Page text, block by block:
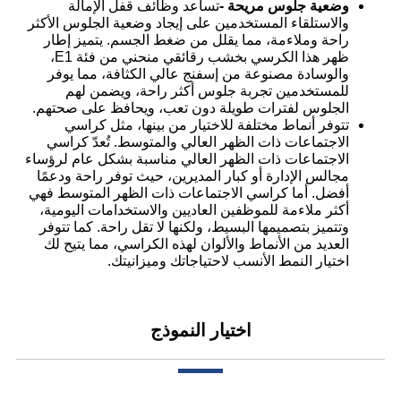
وضعية جلوس مريحة -تساعد وظائف قفل الإمالة
والاستلقاء المستخدمين على إيجاد وضعية الجلوس الأكثر
راحة وملاءمة، مما يقلل من ضغط الجسم. يتميز إطار
ظهر هذا الكرسي بخشب رقائقي منحني من فئة E1،
والوسادة مصنوعة من إسفنج عالي الكثافة، مما يوفر
للمستخدمين تجربة جلوس أكثر راحة، ويضمن لهم
الجلوس لفترات طويلة دون تعب، ويحافظ على صحتهم.
تتوفر أنماط مختلفة للاختيار من بينها، مثل كراسي
الاجتماعات ذات الظهر العالي والمتوسط. تُعدّ كراسي
الاجتماعات ذات الظهر العالي مناسبة بشكل عام لرؤساء
مجالس الإدارة أو كبار المديرين، حيث توفر راحة ودعمًا
أفضل. أما كراسي الاجتماعات ذات الظهر المتوسط ​​فهي
أكثر ملاءمة للموظفين العاديين والاستخدامات اليومية،
وتتميز بتصميمها البسيط، ولكنها لا تقل راحة. كما تتوفر
العديد من الأنماط والألوان لهذه الكراسي، مما يتيح لك
اختيار النمط الأنسب لاحتياجاتك وميزانيتك.
اختيار النموذج